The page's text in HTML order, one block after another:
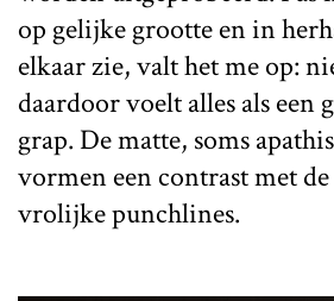
op gelijke grootte en in
elkaar zie, valt het me op:
daardoor voelt alles als een
grap. De matte, soms
vormen een contrast met
vrolijke punchlines.